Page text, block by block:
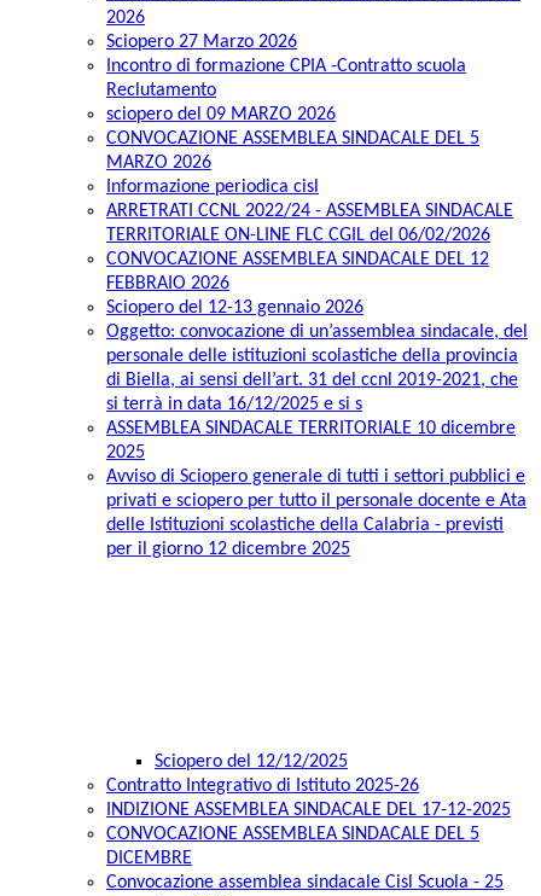
2026
Sciopero 27 Marzo 2026
Incontro di formazione CPIA -Contratto scuola
Reclutamento
sciopero del 09 MARZO 2026
CONVOCAZIONE ASSEMBLEA SINDACALE DEL 5
MARZO 2026
Informazione periodica cisl
ARRETRATI CCNL 2022/24 - ASSEMBLEA SINDACALE
TERRITORIALE ON-LINE FLC CGIL del 06/02/2026
CONVOCAZIONE ASSEMBLEA SINDACALE DEL 12
FEBBRAIO 2026
Sciopero del 12-13 gennaio 2026
Oggetto: convocazione di un’assemblea sindacale, del
personale delle istituzioni scolastiche della provincia
di Biella, ai sensi dell’art. 31 del ccnl 2019-2021, che
si terrà in data 16/12/2025 e si s
ASSEMBLEA SINDACALE TERRITORIALE 10 dicembre
2025
Avviso di Sciopero generale di tutti i settori pubblici e
privati e sciopero per tutto il personale docente e Ata
delle Istituzioni scolastiche della Calabria - previsti
per il giorno 12 dicembre 2025
Sciopero del 12/12/2025
Contratto Integrativo di Istituto 2025-26
INDIZIONE ASSEMBLEA SINDACALE DEL 17-12-2025
CONVOCAZIONE ASSEMBLEA SINDACALE DEL 5
DICEMBRE
Convocazione assemblea sindacale Cisl Scuola - 25